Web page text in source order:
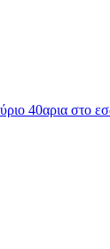
40αρια στο